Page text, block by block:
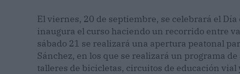
El viernes, 20 de septiembre, se celebrará el Día
inaugura el curso haciendo un recorrido entre
sábado 21 se realizará una apertura peatonal
Sánchez, en los que se realizará un programa
talleres de bicicletas, circuitos de educación vial